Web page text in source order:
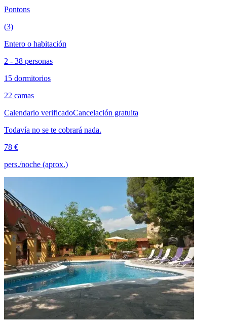
Pontons
(3)
Entero o habitación
2 - 38 personas
15 dormitorios
22 camas
Calendario verificadoCancelación gratuita
Todavía no se te cobrará nada.
78 €
pers./noche (aprox.)